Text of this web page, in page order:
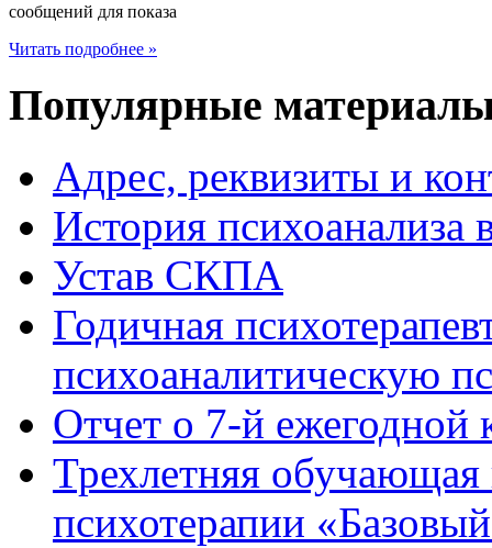
сообщений для показа
Читать подробнее »
Популярные
Адрес, реквизиты и
История психоанализа
Устав СКПА
Годичная
психоаналитическую
Отчет о 7-й
Трехлетняя
психотерапии